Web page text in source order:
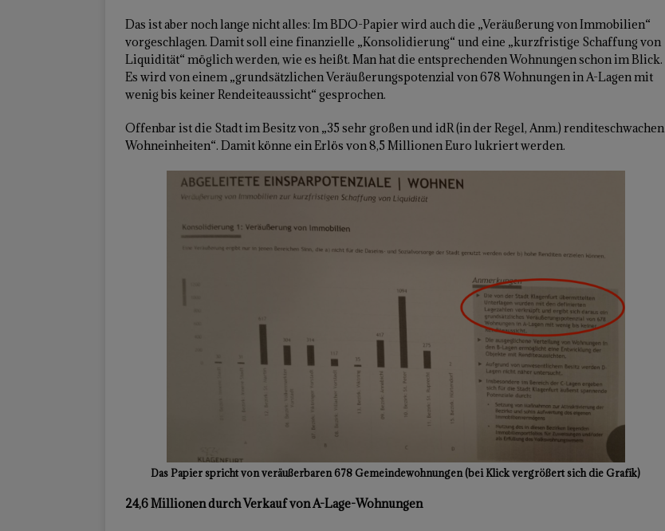
Das ist aber noch lange nicht alles: Im BDO-Papier wird auch die „Veräußerung von Immobilien“
vorgeschlagen. Damit soll eine finanzielle „Konsolidierung“ und eine „kurzfristige Schaffung von
Liquidität“ möglich werden, wie es heißt. Man hat die entsprechenden Wohnungen schon im Blick.
Es wird von einem „grundsätzlichen Veräußerungspotenzial von 678 Wohnungen in A-Lagen mit
wenig bis keiner Rendeiteaussicht“ gesprochen.
Offenbar ist die Stadt im Besitz von „35 sehr großen und idR (in der Regel, Anm.) renditeschwachen
Wohneinheiten“. Damit könne ein Erlös von 8,5 Millionen Euro lukriert werden.
Das Papier spricht von veräußerbaren 678 Gemeindewohnungen (bei Klick vergrößert sich die Grafik)
24,6 Millionen durch Verkauf von A-Lage-Wohnungen